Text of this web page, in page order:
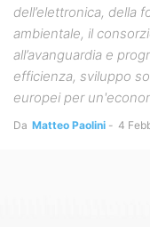
dell’elettronica, della
ambientale, il
all’avanguardia e
efficienza, sviluppo
europei per
Da Matteo Paolini - 4